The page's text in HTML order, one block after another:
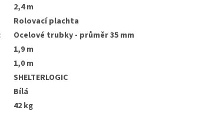
2,4 m
rolovací plachta
:
ocelové trubky - průměr 35 mm
1,9 m
1,0 m
SHELTERLOGIC
bílá
42 kg